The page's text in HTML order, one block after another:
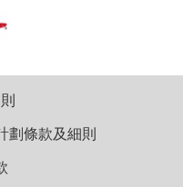
劃條款及細則